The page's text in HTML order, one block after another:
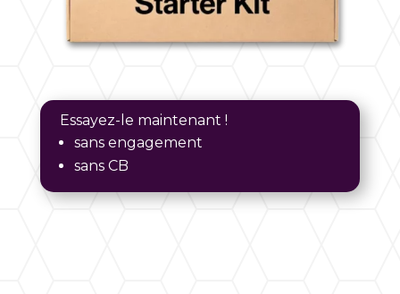
Essayez-le maintenant !
sans engagement
sans CB